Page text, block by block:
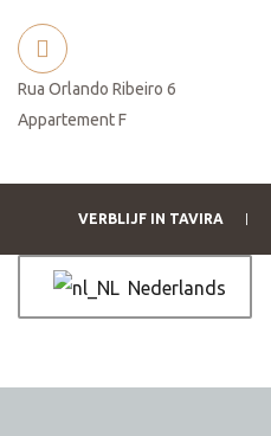
Rua Orlando Ribeiro 6
Appartement F
VERBLIJF IN TAVIRA
Nederlands